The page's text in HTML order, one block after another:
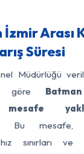
Arası
Süresi
Müdürlüğü
göre
mesafe
Bu mesafe,
hız sınırları